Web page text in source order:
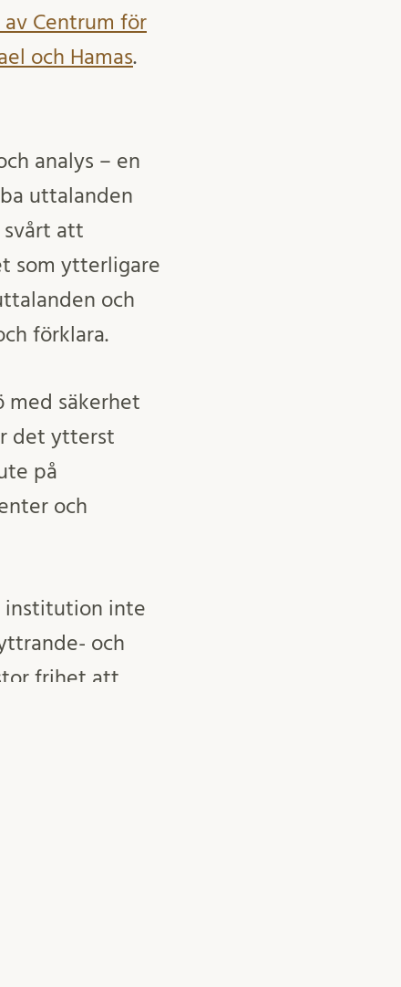
Centrum för
och Hamas.
analys – en
uttalanden
svårt att
som ytterligare
och
förklara.
med säkerhet
det ytterst
på
och
institution inte
och
frihet att